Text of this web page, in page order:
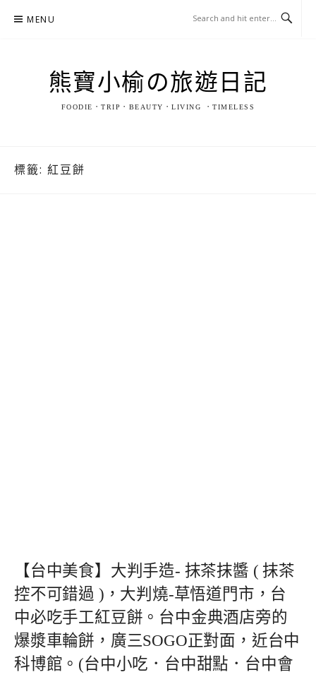
MENU
熊寶小榆の旅遊日記
FOODIE．TRIP．BEAUTY．LIVING ．TIMELESS
標籤: 紅豆餅
【台中美食】大判手造- 抹茶抹醬 ( 抹茶
控不可錯過 )，大判燒-草悟道門市，台
中必吃手工紅豆餅。台中金典酒店旁的
爆漿車輪餅，廣三SOGO正對面，近台中
科博館。(台中小吃．台中甜點．台中會